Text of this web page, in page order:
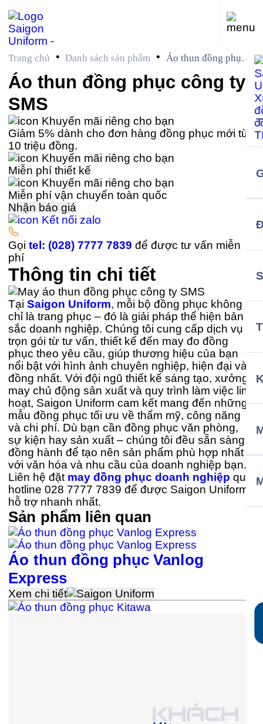
Trang chủ • Danh sách sản phẩm • Áo thun đồng phục
công ty SMS
Áo thun đồng phục công ty
SMS
Khuyến mãi riêng cho bạn
Giảm 5% dành cho đơn hàng đồng phục mới từ
10 triệu đồng.
Khuyến mãi riêng cho bạn
Miễn phí thiết kế
Khuyến mãi riêng cho bạn
Miễn phí vận chuyển toàn quốc
Nhận báo giá
Kết nối zalo
Gọitel: (028) 7777 7839để được tư vấn miễn
phí
Thông tin chi tiết
TạiSaigon Uniform, mỗi bộ đồng phục không
chỉ là trang phục – đó là giải pháp thể hiện bản
sắc doanh nghiệp. Chúng tôi cung cấp dịch vụ
trọn gói từ tư vấn, thiết kế đến may đo đồng
phục theo yêu cầu, giúp thương hiệu của bạn
nổi bật với hình ảnh chuyên nghiệp, hiện đại và
đồng nhất. Với đội ngũ thiết kế sáng tạo, xưởng
may chủ động sản xuất và quy trình làm việc linh
hoạt, Saigon Uniform cam kết mang đến những
mẫu đồng phục tối ưu về thẩm mỹ, công năng
và chi phí. Dù bạn cần đồng phục văn phòng,
sự kiện hay sản xuất – chúng tôi đều sẵn sàng
đồng hành để tạo nên sản phẩm phù hợp nhất
với văn hóa và nhu cầu của doanh nghiệp bạn.
Liên hệ đặt may đồng phục doanh nghiệp qua
hotline 028 7777 7839 để được Saigon Uniform
hỗ trợ nhanh nhất.
Sản phẩm liên quan
Áo thun đồng phục Vanlog
Express
Xem chi tiết